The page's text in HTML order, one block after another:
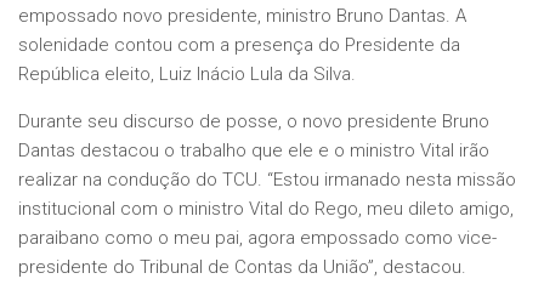
empossado novo presidente, ministro Bruno Dantas. A
solenidade contou com a presença do Presidente da
República eleito, Luiz Inácio Lula da Silva.
Durante seu discurso de posse, o novo presidente Bruno
Dantas destacou o trabalho que ele e o ministro Vital irão
realizar na condução do TCU. “Estou irmanado nesta missão
institucional com o ministro Vital do Rego, meu dileto amigo,
paraibano como o meu pai, agora empossado como vice-
presidente do Tribunal de Contas da União”, destacou.